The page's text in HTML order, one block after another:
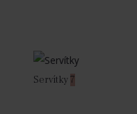
Servítky7